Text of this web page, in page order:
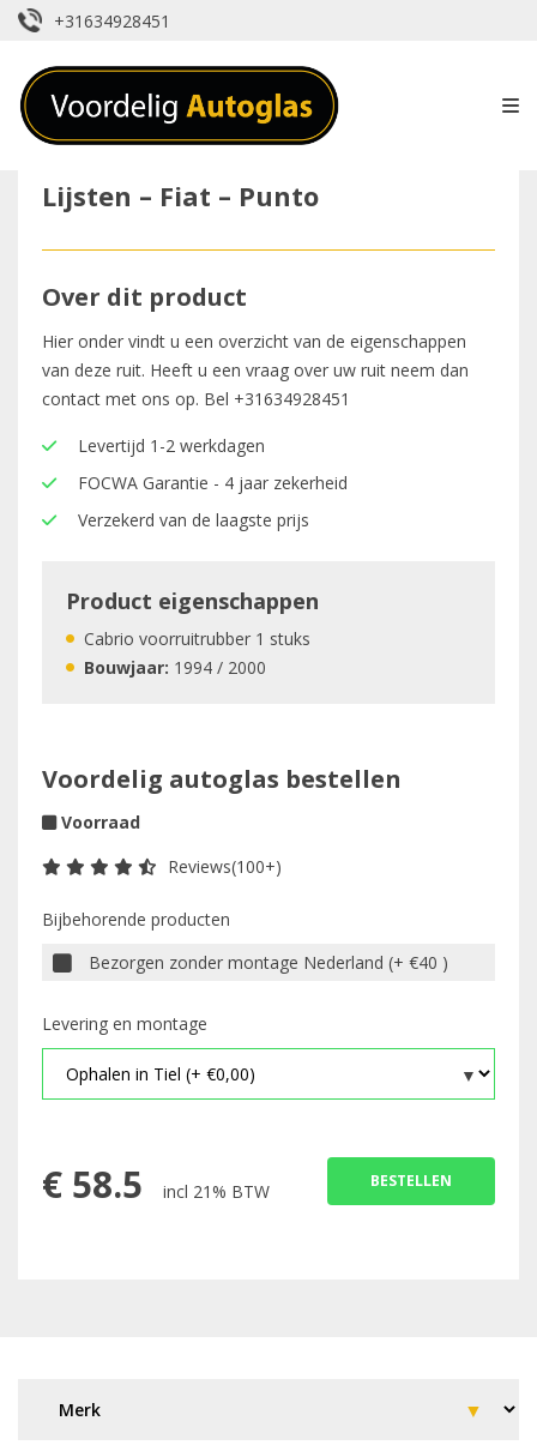
+31634928451
Lijsten – Fiat – Punto
Over dit product
Hier onder vindt u een overzicht van de eigenschappen
van deze ruit. Heeft u een vraag over uw ruit neem dan
contact met ons op. Bel +31634928451
Levertijd 1-2 werkdagen
FOCWA Garantie - 4 jaar zekerheid
Verzekerd van de laagste prijs
Product eigenschappen
Cabrio voorruitrubber 1 stuks
Bouwjaar: 1994 / 2000
Voordelig autoglas bestellen
Voorraad
Reviews(100+)
Bijbehorende producten
Bezorgen zonder montage Nederland (+ €40 )
Levering en montage
€ 58.5 incl 21% BTW BESTELLEN